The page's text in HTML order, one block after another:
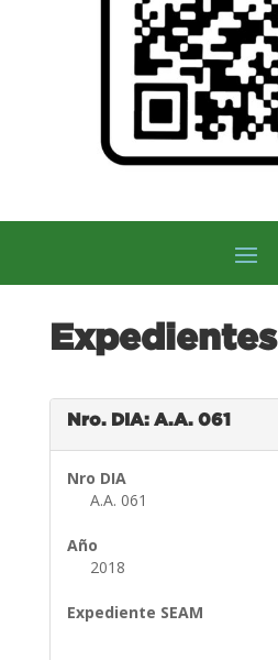
Expedientes
Nro. DIA: A.A. 061
Nro DIA
A.A. 061
Año
2018
Expediente SEAM